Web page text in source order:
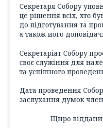
Секретаря Собору
це рішення всіх, хто
до підготування та
а також його
Секретаріат Собору
своє служіння для
та успішного
Дата проведення
заслухання думок
Щиро